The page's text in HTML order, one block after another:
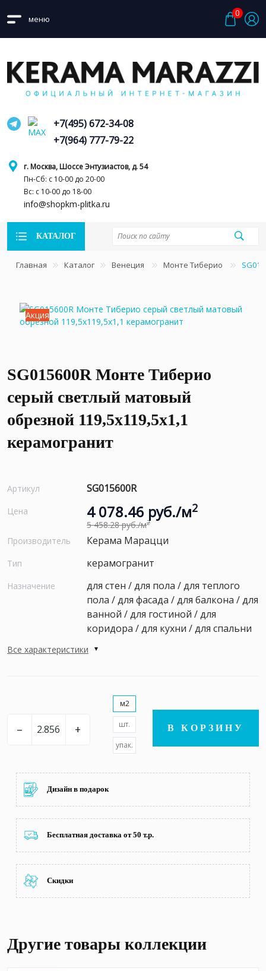
меню
0
г. Москва, Шоссе Энтузиастов, д. 54
Пн-Сб: с 10-00 до 20-00
Вс: с 10-00 до 18-00
info@shopkm-plitka.ru
+7(495) 672-34-08
+7(964) 777-79-22
КАТАЛОГ
Главная Каталог Венеция Монте Тиберио
Акция
SG015600R Монте Тиберио
серый светлый матовый
обрезной 119,5x119,5x1,1
керамогранит
Артикул SG015600R
Цена 4 078.46 руб./м2
5 458.28 руб./м2
Производитель Керама Марацци
Тип керамогранит
Назначение
для стен / для пола / для теплого
пола / для фасада / для балкона / для
ванной / для гостиной / для
коридора / для кухни / для спальни
Все характеристики
– +
м2
шт.
упак.
В КОРЗИНУ
Дизайн в подарок
Бесплатная доставка от 50 т.р.
Скидки
Другие товары коллекции